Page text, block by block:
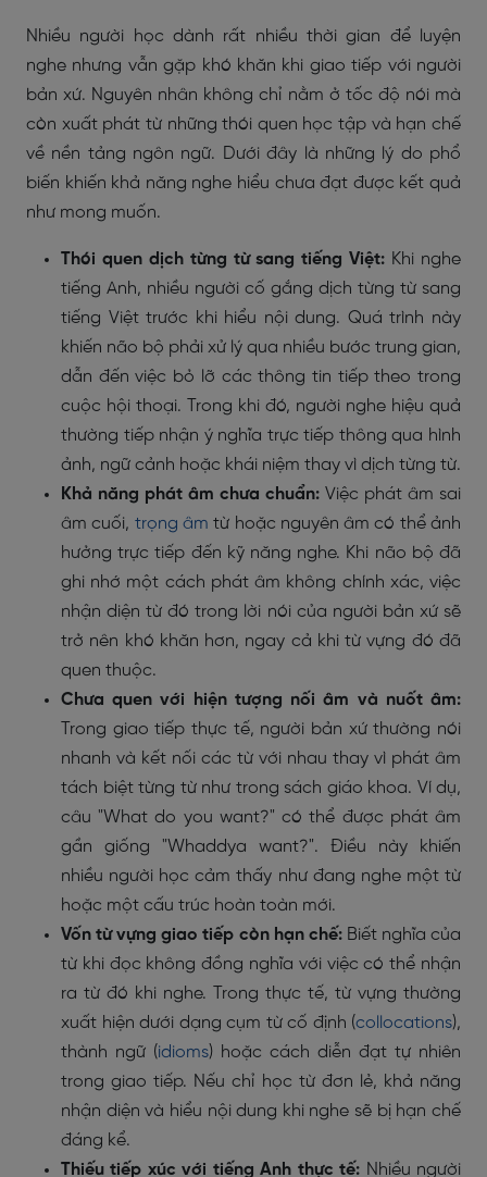
Nhiều người học dành rất nhiều thời gian để luyện
nghe nhưng vẫn gặp khó khăn khi giao tiếp với người
bản xứ. Nguyên nhân không chỉ nằm ở tốc độ nói mà
còn xuất phát từ những thói quen học tập và hạn chế
về nền tảng ngôn ngữ. Dưới đây là những lý do phổ
biến khiến khả năng nghe hiểu chưa đạt được kết quả
như mong muốn.
Thói quen dịch từng từ sang tiếng Việt: Khi nghe
tiếng Anh, nhiều người cố gắng dịch từng từ sang
tiếng Việt trước khi hiểu nội dung. Quá trình này
khiến não bộ phải xử lý qua nhiều bước trung gian,
dẫn đến việc bỏ lỡ các thông tin tiếp theo trong
cuộc hội thoại. Trong khi đó, người nghe hiệu quả
thường tiếp nhận ý nghĩa trực tiếp thông qua hình
ảnh, ngữ cảnh hoặc khái niệm thay vì dịch từng từ.
Khả năng phát âm chưa chuẩn: Việc phát âm sai
âm cuối, trọng âm từ hoặc nguyên âm có thể ảnh
hưởng trực tiếp đến kỹ năng nghe. Khi não bộ đã
ghi nhớ một cách phát âm không chính xác, việc
nhận diện từ đó trong lời nói của người bản xứ sẽ
trở nên khó khăn hơn, ngay cả khi từ vựng đó đã
quen thuộc.
Chưa quen với hiện tượng nối âm và nuốt âm:
Trong giao tiếp thực tế, người bản xứ thường nói
nhanh và kết nối các từ với nhau thay vì phát âm
tách biệt từng từ như trong sách giáo khoa. Ví dụ,
câu "What do you want?" có thể được phát âm
gần giống "Whaddya want?". Điều này khiến
nhiều người học cảm thấy như đang nghe một từ
hoặc một cấu trúc hoàn toàn mới.
Vốn từ vựng giao tiếp còn hạn chế: Biết nghĩa của
từ khi đọc không đồng nghĩa với việc có thể nhận
ra từ đó khi nghe. Trong thực tế, từ vựng thường
xuất hiện dưới dạng cụm từ cố định (collocations),
thành ngữ (idioms) hoặc cách diễn đạt tự nhiên
trong giao tiếp. Nếu chỉ học từ đơn lẻ, khả năng
nhận diện và hiểu nội dung khi nghe sẽ bị hạn chế
đáng kể.
Thiếu tiếp xúc với tiếng Anh thực tế: Nhiều người